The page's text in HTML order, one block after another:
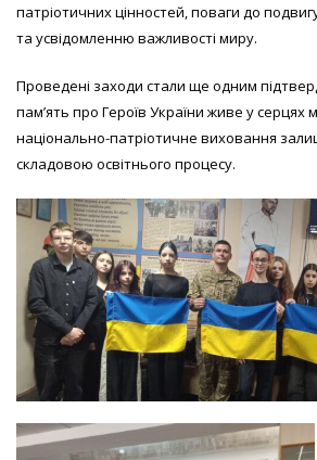
патріотичних цінностей, поваги до
та усвідомленню важливості миру.
Проведені заходи стали ще одним
пам’ять про Героїв України живе у серцях
національно-патріотичне виховання
складовою освітнього процесу.